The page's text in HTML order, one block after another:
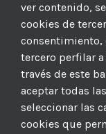
© 2012–2025 |
ver contenido,
cookies de
consentimiento,
tercero perfilar
través de este
aceptar todas
seleccionar las
cookies que